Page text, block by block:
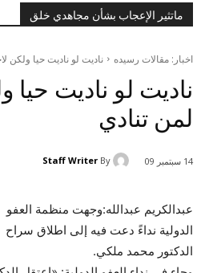
ماتثير الإعجاب بشأن مجاهدي خلق
اخبار: مقالات رسيده ناديت لو ناديت حيا ولكن
ناديت لو ناديت حيا
لمن تنادي
14 سبتمبر 09 By
Staff Writer
عبدالكريم عبدالله:وجهت منظمة العفو
الدولية نداءً دعت فيه إلى اطلاق سراح
الدكتور محمد ملكي.